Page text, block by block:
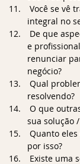
integral no
e
renunciar
negócio?
resolvendo?
sua solução
por isso?